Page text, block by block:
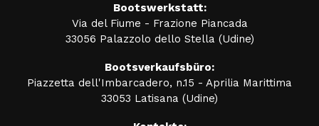
Bootswerkstatt:
Via del Fiume - Frazione Piancada
33056 Palazzolo dello Stella (Udine)
Bootsverkaufsbüro:
Piazzetta dell'Imbarcadero, n.15 - Aprilia Marittima
33053 Latisana (Udine)